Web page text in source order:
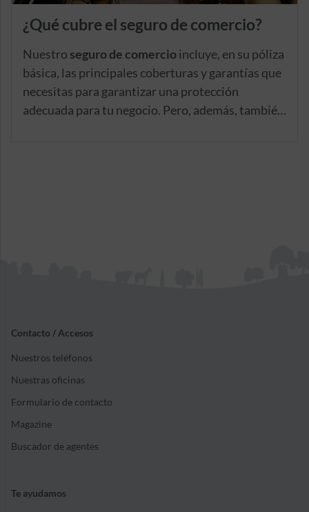
¿Qué cubre el seguro de comercio?
Nuestro seguro de comercioincluye, en su póliza
básica, las principales coberturas y garantías que
necesitas para garantizar una protección
adecuada para tu negocio. Pero, además, también
Contacto / Accesos
Nuestros teléfonos
Nuestras oficinas
Formulario de contacto
Magazine
Buscador de agentes
Te ayudamos